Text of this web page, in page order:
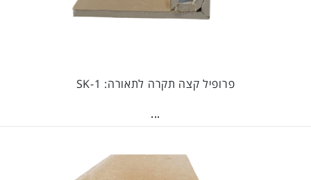
פרופיל קצה תקרה לתאורה: SK-1
...